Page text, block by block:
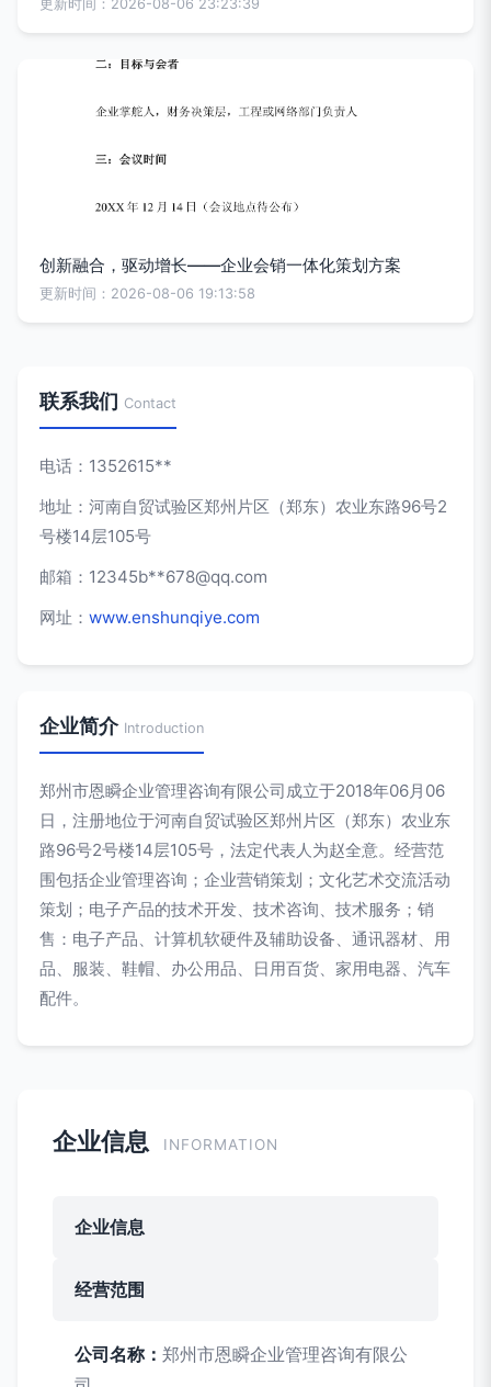
更新时间：2026-08-06 23:23:39
创新融合，驱动增长——企业会销一体化策划方案
更新时间：2026-08-06 19:13:58
联系我们 Contact
电话：1352615**
地址：河南自贸试验区郑州片区（郑东）农业东路96号2
号楼14层105号
邮箱：12345b**678@qq.com
网址： www.enshunqiye.com
企业简介 Introduction
郑州市恩瞬企业管理咨询有限公司成立于2018年06月06
日，注册地位于河南自贸试验区郑州片区（郑东）农业东
路96号2号楼14层105号，法定代表人为赵全意。经营范
围包括企业管理咨询；企业营销策划；文化艺术交流活动
策划；电子产品的技术开发、技术咨询、技术服务；销
售：电子产品、计算机软硬件及辅助设备、通讯器材、用
品、服装、鞋帽、办公用品、日用百货、家用电器、汽车
配件。
企业信息 INFORMATION
企业信息
经营范围
公司名称： 郑州市恩瞬企业管理咨询有限公